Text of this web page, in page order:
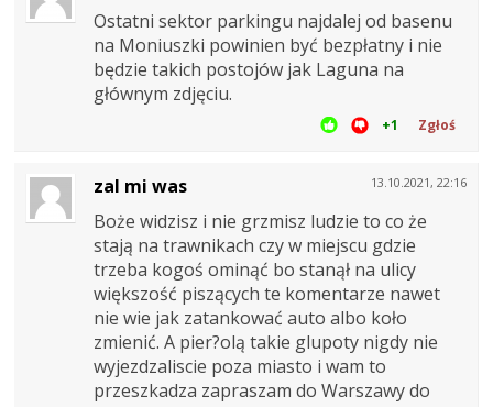
Ostatni sektor parkingu najdalej od basenu
na Moniuszki powinien być bezpłatny i nie
będzie takich postojów jak Laguna na
głównym zdjęciu.
+1 Zgłoś
13.10.2021, 22:16
zal mi was
Boże widzisz i nie grzmisz ludzie to co że
stają na trawnikach czy w miejscu gdzie
trzeba kogoś ominąć bo stanął na ulicy
większość piszących te komentarze nawet
nie wie jak zatankować auto albo koło
zmienić. A pier?olą takie glupoty nigdy nie
wyjezdzaliscie poza miasto i wam to
przeszkadza zapraszam do Warszawy do